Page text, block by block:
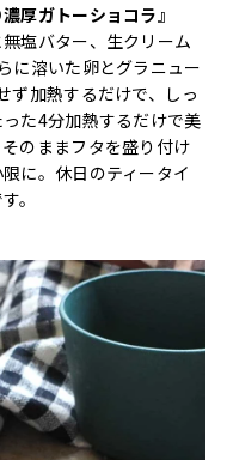
厚ガトーショコラ』
塩バター、生クリーム
に溶いた卵とグラニュー
ず加熱するだけで、しっ
た4分加熱するだけで美
のままフタを盛り付け
に。休日のティータイ
。